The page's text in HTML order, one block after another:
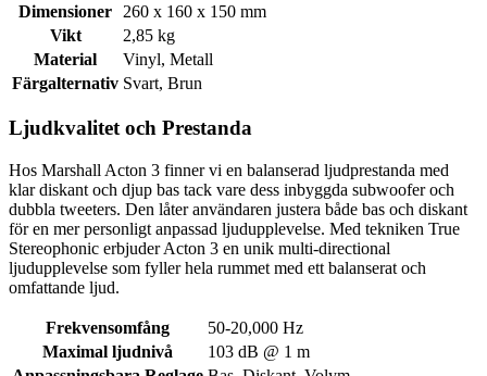
Dimensioner
260 x 160 x 150 mm
Vikt
2,85 kg
Material
Vinyl, Metall
Färgalternativ Svart, Brun
Ljudkvalitet och Prestanda
Hos Marshall Acton 3 finner vi en balanserad ljudprestanda med
klar diskant och djup bas tack vare dess inbyggda subwoofer och
dubbla tweeters. Den låter användaren justera både bas och diskant
för en mer personligt anpassad ljudupplevelse. Med tekniken True
Stereophonic erbjuder Acton 3 en unik multi-directional
ljudupplevelse som fyller hela rummet med ett balanserat och
omfattande ljud.
Frekvensomfång
50-20,000 Hz
Maximal ljudnivå
103 dB @ 1 m